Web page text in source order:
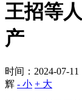
王招等
产
时间：2024-07-
辉 - 小 + 大